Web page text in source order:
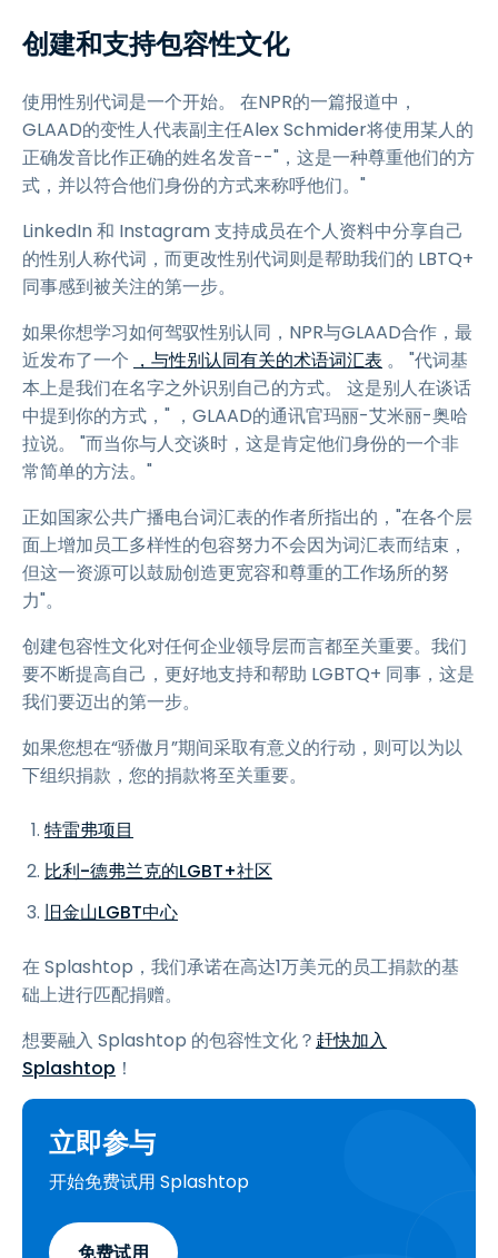
创建和支持包容性文化
使用性别代词是一个开始。 在NPR的一篇报道中，
GLAAD的变性人代表副主任Alex Schmider将使用某人的
正确发音比作正确的姓名发音--"，这是一种尊重他们的方
式，并以符合他们身份的方式来称呼他们。"
LinkedIn 和 Instagram 支持成员在个人资料中分享自己
的性别人称代词，而更改性别代词则是帮助我们的 LBTQ+
同事感到被关注的第一步。
如果你想学习如何驾驭性别认同，NPR与GLAAD合作，最
近发布了一个 ，与性别认同有关的术语词汇表 。 "代词基
本上是我们在名字之外识别自己的方式。 这是别人在谈话
中提到你的方式，" ，GLAAD的通讯官玛丽-艾米丽-奥哈
拉说。 "而当你与人交谈时，这是肯定他们身份的一个非
常简单的方法。"
正如国家公共广播电台词汇表的作者所指出的，"在各个层
面上增加员工多样性的包容努力不会因为词汇表而结束，
但这一资源可以鼓励创造更宽容和尊重的工作场所的努
力"。
创建包容性文化对任何企业领导层而言都至关重要。我们
要不断提高自己，更好地支持和帮助 LGBTQ+ 同事，这是
我们要迈出的第一步。
如果您想在“骄傲月”期间采取有意义的行动，则可以为以
下组织捐款，您的捐款将至关重要。
特雷弗项目
比利-德弗兰克的LGBT+社区
旧金山LGBT中心
在 Splashtop，我们承诺在高达1万美元的员工捐款的基
础上进行匹配捐赠。
想要融入 Splashtop 的包容性文化？ 赶快加入
Splashtop ！
立即参与
开始免费试用 Splashtop